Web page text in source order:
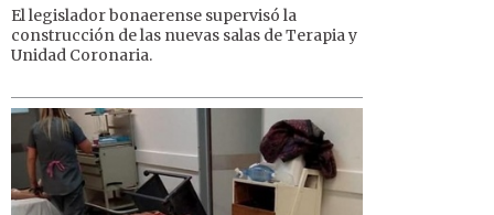
El legislador bonaerense supervisó la
construcción de las nuevas salas de Terapia y
Unidad Coronaria.